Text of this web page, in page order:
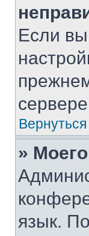
Если
»
язык.